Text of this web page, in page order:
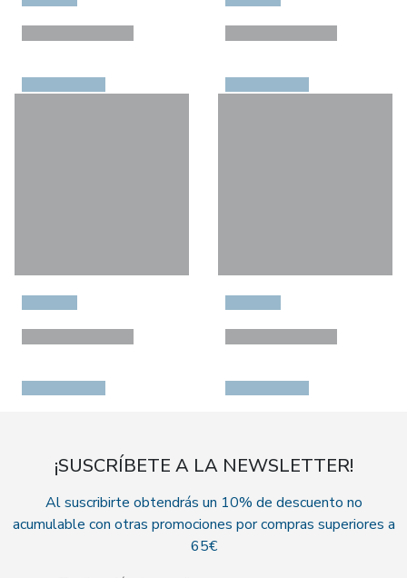
¡SUSCRÍBETE A LA NEWSLETTER!
Al suscribirte obtendrás un 10% de descuento no
acumulable con otras promociones por compras superiores a
65€